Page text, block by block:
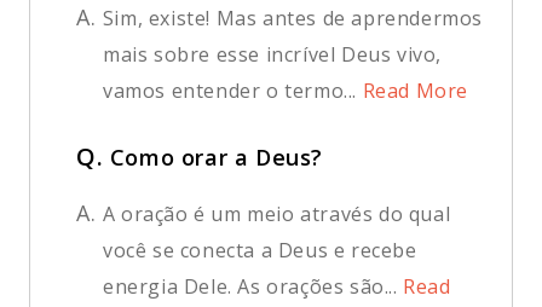
A. Sim, existe! Mas antes de aprendermos
mais sobre esse incrível Deus vivo,
vamos entender o termo... Read More
Q. Como orar a Deus?
A. A oração é um meio através do qual
você se conecta a Deus e recebe
energia Dele. As orações são... Read